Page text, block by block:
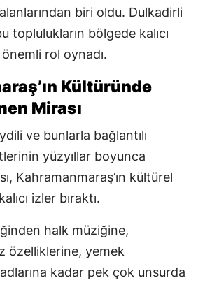
biri oldu. Dulkadirli
toplulukların bölgede kalıcı
rol oynadı.
Kültüründe
Mirası
ve bunlarla bağlantılı
yüzyıllar boyunca
Kahramanmaraş’ın kültürel
izler bıraktı.
halk müziğine,
özelliklerine, yemek
kadar pek çok unsurda